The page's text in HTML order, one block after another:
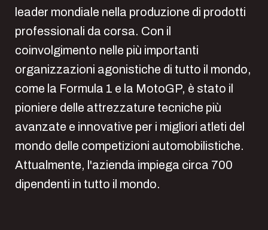
leader mondiale nella produzione di prodotti
professionali da corsa. Con il
coinvolgimento nelle più importanti
organizzazioni agonistiche di tutto il mondo,
come la Formula 1 e la MotoGP, è stato il
pioniere delle attrezzature tecniche più
avanzate e innovative per i migliori atleti del
mondo delle competizioni automobilistiche.
Attualmente, l'azienda impiega circa 700
dipendenti in tutto il mondo.